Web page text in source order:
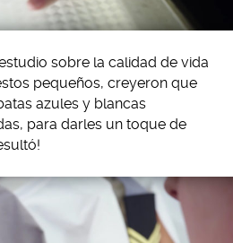
sobre la calidad de vida
pequeños, creyeron que
azules y blancas
para darles un toque de